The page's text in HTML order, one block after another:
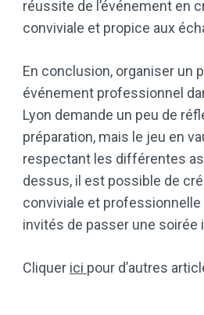
réussite de l’événement en
conviviale et propice aux
En conclusion, organiser un
événement professionnel
Lyon demande un peu de
préparation, mais le jeu en
respectant les différentes
dessus, il est possible de
conviviale et
invités de passer une soirée
Cliquer ici pour d’autres